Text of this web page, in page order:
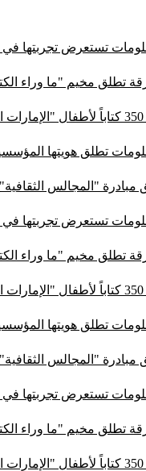
تستعرض تجربتها في
تطلق مخيم "ما وراء
تطلق هويتها
مبادرة "المجالس الثقافية"
تستعرض تجربتها في
تطلق مخيم "ما وراء
تطلق هويتها
مبادرة "المجالس الثقافية"
تستعرض تجربتها في
تطلق مخيم "ما وراء